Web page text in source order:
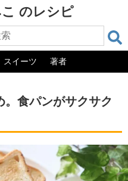
のレシピ
スイーツ 著者
。食パンがサクサク